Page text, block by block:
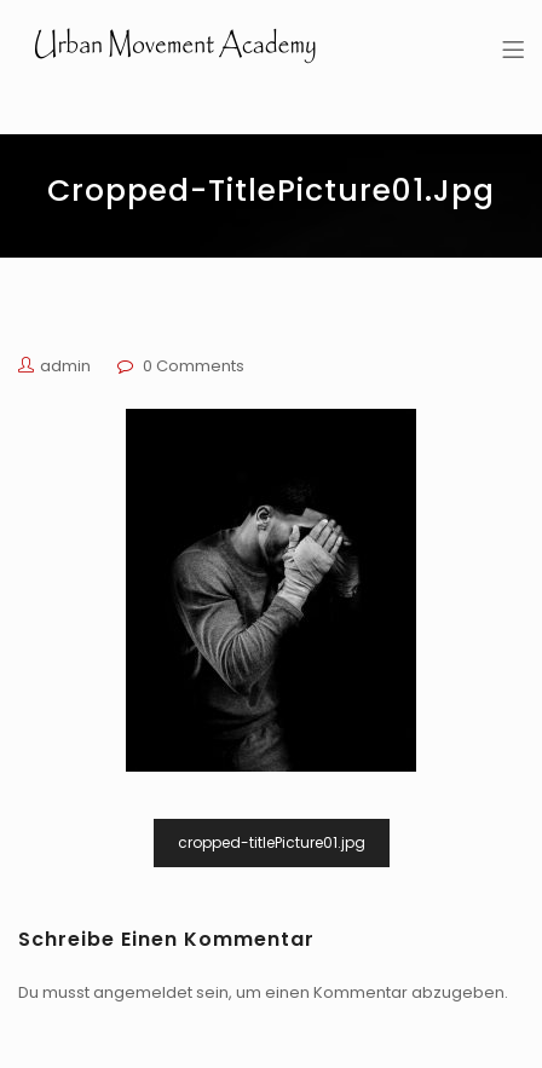
Cropped-TitlePicture01.jpg
admin 0 Comments
Beitragsnavigationcropped-titlePicture01.jpg
Schreibe Einen Kommentar
Du musstangemeldetsein, um einen Kommentar abzugeben.